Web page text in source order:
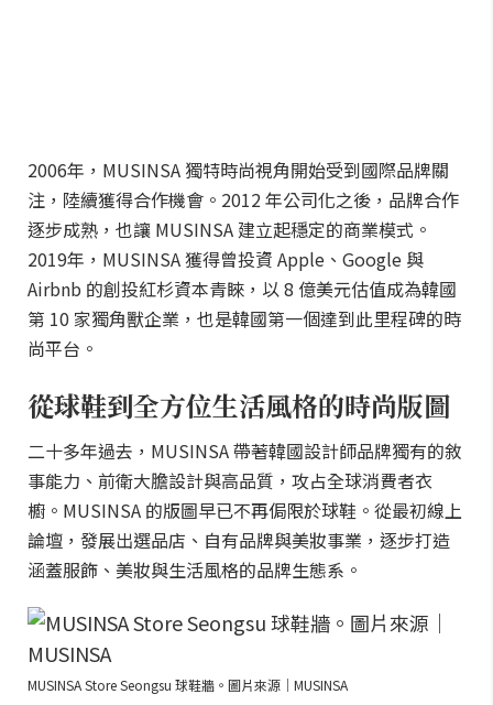
2006年，MUSINSA 獨特時尚視角開始受到國際品牌關
注，陸續獲得合作機會。2012 年公司化之後，品牌合作
逐步成熟，也讓 MUSINSA 建立起穩定的商業模式。
2019年，MUSINSA 獲得曾投資 Apple、Google 與
Airbnb 的創投紅杉資本青睞，以 8 億美元估值成為韓國
第 10 家獨角獸企業，也是韓國第一個達到此里程碑的時
尚平台。
從球鞋到全方位生活風格的時尚版圖
二十多年過去，MUSINSA 帶著韓國設計師品牌獨有的敘
事能力、前衛大膽設計與高品質，攻占全球消費者衣
櫥。MUSINSA 的版圖早已不再侷限於球鞋。從最初線上
論壇，發展出選品店、自有品牌與美妝事業，逐步打造
涵蓋服飾、美妝與生活風格的品牌生態系。
MUSINSA Store Seongsu 球鞋牆。圖片來源｜MUSINSA